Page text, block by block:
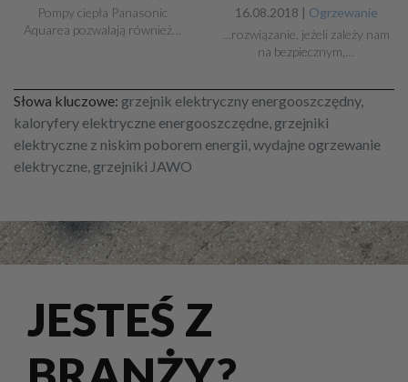
Pompy ciepła Panasonic
Aquarea pozwalają również…
16.08.2018 | Ogrzewanie
...rozwiązanie, jeżeli zależy nam
na bezpiecznym,…
Słowa kluczowe: grzejnik elektryczny energooszczędny,
kaloryfery elektryczne energooszczędne, grzejniki
elektryczne z niskim poborem energii, wydajne ogrzewanie
elektryczne, grzejniki JAWO
JESTEŚ Z